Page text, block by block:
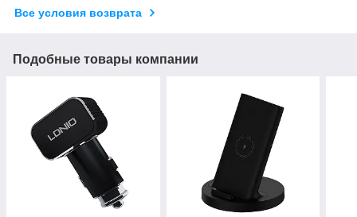
Все условия возврата
Подобные товары компании